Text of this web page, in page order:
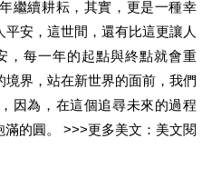
繼續耕耘，其實，更是一種幸
安，這世間，還有比這更讓人
，每一年的起點與終點就會重
界，站在新世界的面前，我們
因為，在這個追尋未來的過程
的圓。 >>>更多美文：美文閱